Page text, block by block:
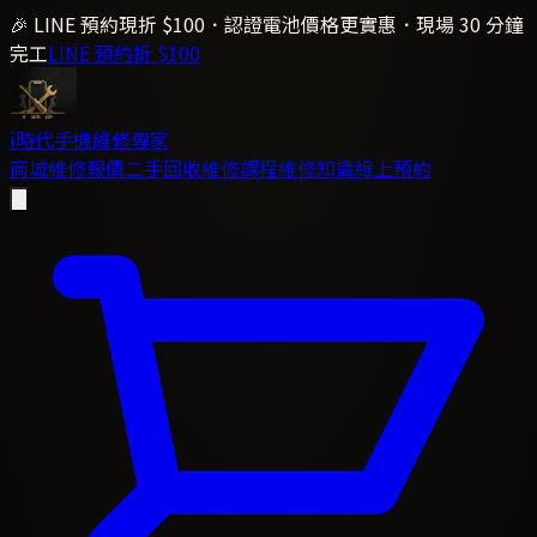
🎉 LINE 預約現折 $100．認證電池價格更實惠．現場 30 分鐘
完工LINE 預約折 $100
i時代手機維修專家
商城維修報價二手回收維修課程維修知識線上預約